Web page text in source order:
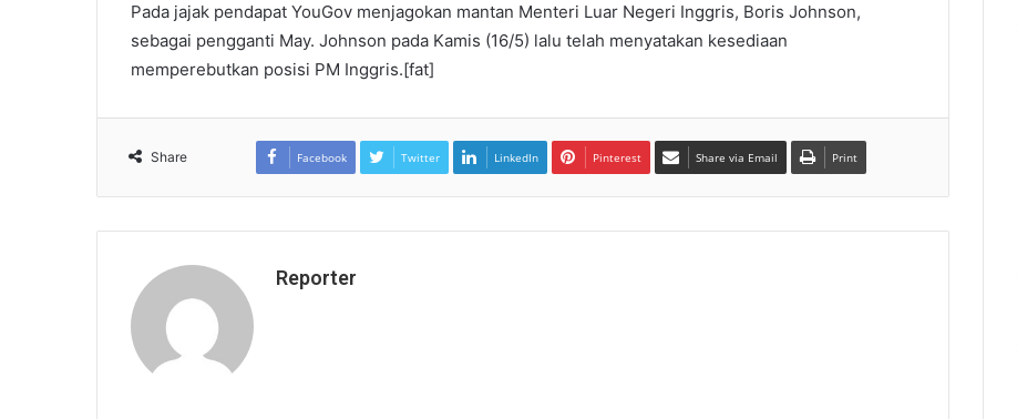
Pada jajak pendapat YouGov menjagokan mantan Menteri Luar Negeri Inggris, Boris Johnson,
sebagai pengganti May. Johnson pada Kamis (16/5) lalu telah menyatakan kesediaan
memperebutkan posisi PM Inggris.[fat]
Share Facebook Twitter LinkedIn Pinterest Share via Email Print
Reporter